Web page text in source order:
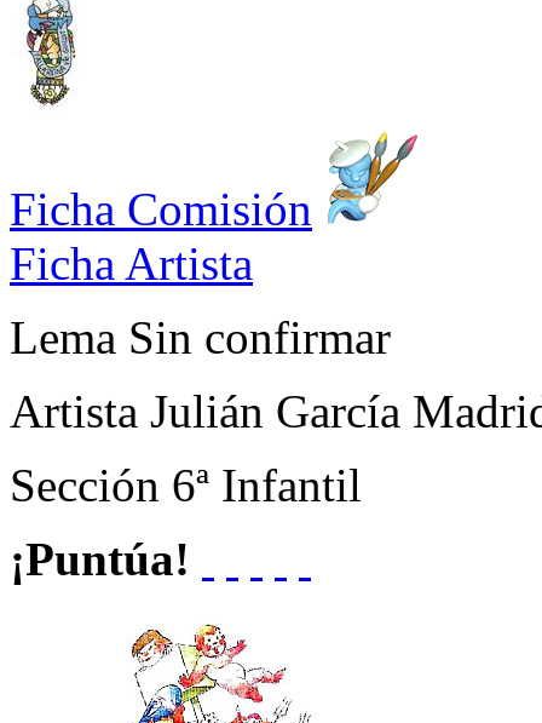
Ficha Comisión
Ficha Artista
Lema Sin confirmar
Artista Julián García
Sección 6ª Infantil
¡Puntúa!